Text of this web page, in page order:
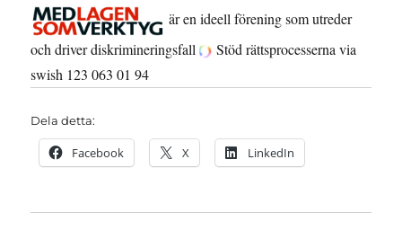
är en ideell förening som utreder
och driver diskrimineringsfall
Stöd rättsprocesserna via
swish 123 063 01 94
Dela detta:
Facebook X LinkedIn